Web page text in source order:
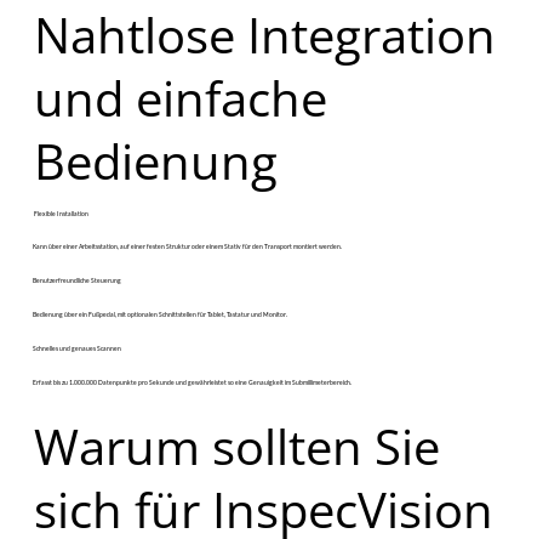
Nahtlose Integration
und einfache
Bedienung
​ Flexible Installation
​Kann über einer Arbeitsstation, auf einer festen Struktur oder einem Stativ für den Transport montiert werden.
Benutzerfreundliche Steuerung
​Bedienung über ein Fußpedal, mit optionalen Schnittstellen für Tablet, Tastatur und Monitor.
Schnelles und genaues Scannen
​Erfasst bis zu 1.000.000 Datenpunkte pro Sekunde und gewährleistet so eine Genauigkeit im Submillimeterbereich.
Warum sollten Sie
sich für InspecVision